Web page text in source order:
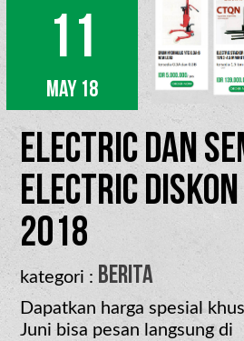
11
May 18
Electric dan
Electric
2018
kategori : berita
Dapatkan harga spesial
Juni bisa pesan langsung di